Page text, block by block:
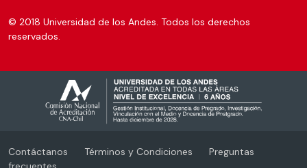
© 2018 Universidad de los Andes. Todos los derechos
reservados.
Contáctanos Términos y Condiciones
Preguntas